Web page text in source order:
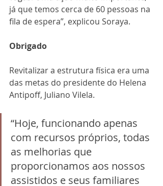
já que temos cerca de 60 pessoas na
fila de espera”, explicou Soraya.
Obrigado
Revitalizar a estrutura física era uma
das metas do presidente do Helena
Antipoff, Juliano Vilela.
“Hoje, funcionando apenas
com recursos próprios, todas
as melhorias que
proporcionamos aos nossos
assistidos e seus familiares